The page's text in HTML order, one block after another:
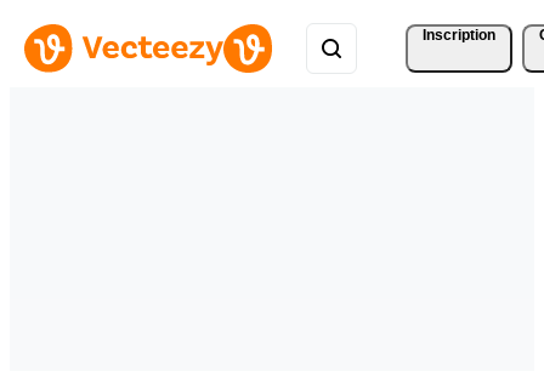
Inscription